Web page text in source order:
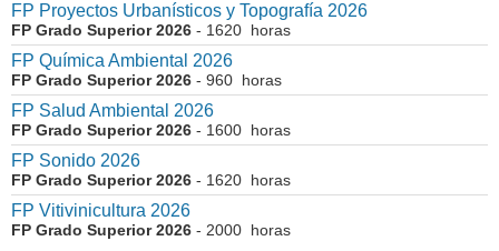
FP Proyectos Urbanísticos y Topografía 2026
FP Grado Superior 2026 - 1620 horas
FP Química Ambiental 2026
FP Grado Superior 2026 - 960 horas
FP Salud Ambiental 2026
FP Grado Superior 2026 - 1600 horas
FP Sonido 2026
FP Grado Superior 2026 - 1620 horas
FP Vitivinicultura 2026
FP Grado Superior 2026 - 2000 horas